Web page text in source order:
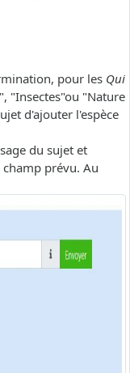
pour les Qui
"Insectes"ou "Nature
d'ajouter l'espèce
du sujet et
champ prévu. Au